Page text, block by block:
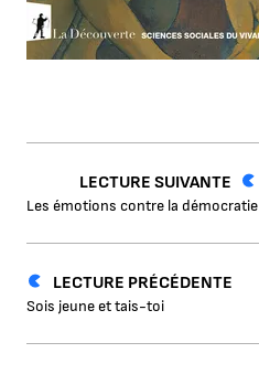
LECTURE PRÉCÉDENTE
Sois jeune et tais-toi
LECTURE SUIVANTE
Les émotions contre la démocratie